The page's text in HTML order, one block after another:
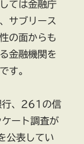
ては金融庁
サブリース
の面からも
金融機関を
す。
行、261の信
ート調査が
公表してい